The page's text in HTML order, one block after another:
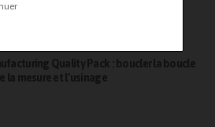
Quality Pack : boucler la boucle
la mesure et l’usinage